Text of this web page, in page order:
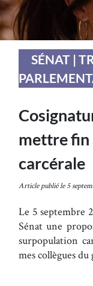
SÉNAT |
mettre fin
carcérale
Article publié le 5
Le 5 septembre
Sénat une
surpopulation
mes collègues